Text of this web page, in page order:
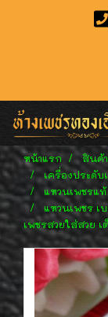
หน้าแรก
สินค้
เครื่องประดับ
แหวนเพชรแท้
แหวนเพชร เ
เพชรสวยใส่สวย